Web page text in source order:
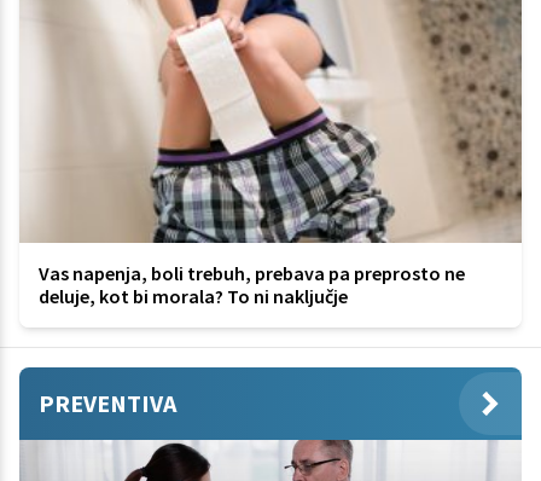
Vas napenja, boli trebuh, prebava pa preprosto ne
deluje, kot bi morala? To ni naključje
PREVENTIVA